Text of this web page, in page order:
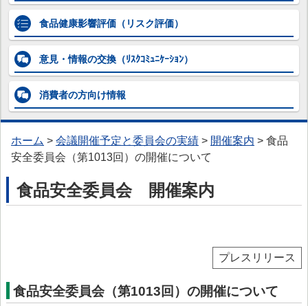
> 添加物専門調査会
> 農薬第一～第五専門調査会
> 動物用医薬品専門調査会
> 器具・容器包装専門調査会
> 汚染物質等専門調査会
> 微生物・ウイルス専門調査会
> かび毒・自然毒等専門調査会
> ワーキンググループ
食品健康影響評価 （リスク評価）
意見・情報の交換 （ﾘｽｸｺﾐｭﾆｹｰｼｮﾝ）
消費者の方向け情報
ホーム > 会議開催予定と委員会の実績 > 開催案内 > 食品
安全委員会（第1013回）の開催について
食品安全委員会 開催案内
プレスリリース
食品安全委員会（第1013回）の開催について